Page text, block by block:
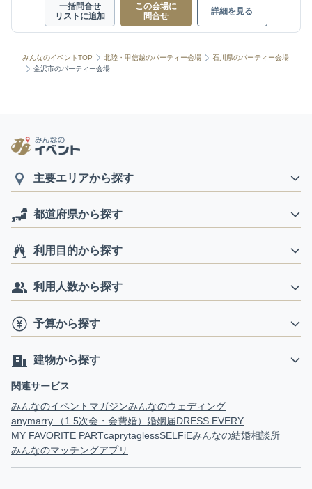
一括問合せ
リストに追加
この会場に
問合せ
詳細を見る
みんなのイベントTOP 北陸・甲信越のパーティー会場
石川県のパーティー会場
金沢市のパーティー会場
主要エリアから探す
都道府県から探す
利用目的から探す
利用人数から探す
予算から探す
建物から探す
関連サービス
みんなのイベントマガジンみんなのウェディング
anymarry.（1.5次会・会費婚） 婚姻届DRESS EVERY
MY FAVORITE PARTcaprytaglessSELFiEみんなの結婚相談所
みんなのマッチングアプリ